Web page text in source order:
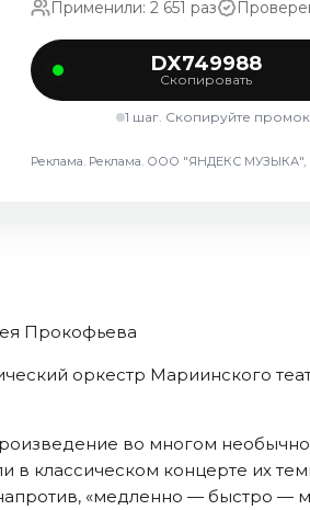
Применили: 2 651 раз
DX749988
Скопировать
1 шаг. Скопируйте
Реклама. Реклама. ООО "ЯНДЕКС МУЗЫКА",
Прокофьева
оркестр Мариинского
во многом
в классическом концерте их
«медленно — быстро —